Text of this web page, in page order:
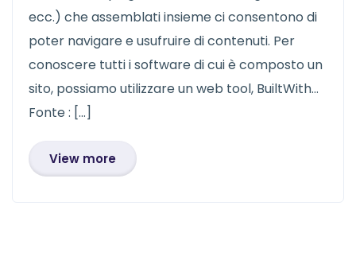
ecc.) che assemblati insieme ci consentono di
poter navigare e usufruire di contenuti. Per
conoscere tutti i software di cui è composto un
sito, possiamo utilizzare un web tool, BuiltWith…
Fonte : […]
View more